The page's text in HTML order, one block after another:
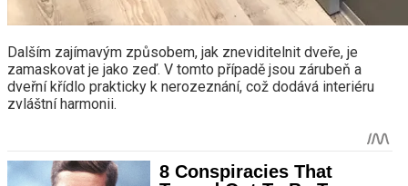
Dalším zajímavým způsobem, jak zneviditelnit dveře, je
zamaskovat je jako zeď. V tomto případě jsou zárubeň a
dveřní křídlo prakticky k nerozeznání, což dodává interiéru
zvláštní harmonii.